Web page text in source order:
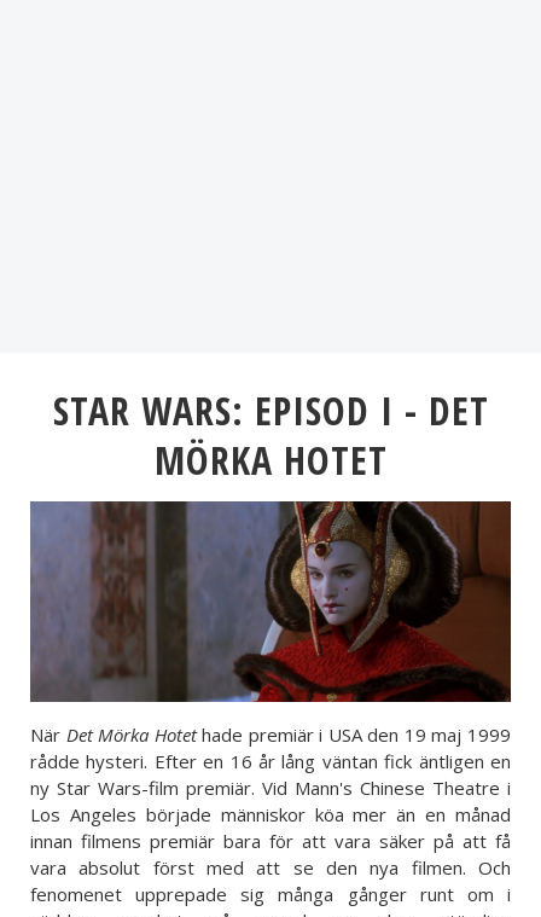
STAR WARS: EPISOD I - DET
MÖRKA HOTET
När Det Mörka Hotethade premiär i USA den 19 maj 1999
rådde hysteri. Efter en 16 år lång väntan fick äntligen en
ny Star Wars-film premiär. Vid Mann's Chinese Theatre i
Los Angeles började människor köa mer än en månad
innan filmens premiär bara för att vara säker på att få
vara absolut först med att se den nya filmen. Och
fenomenet upprepade sig många gånger runt om i